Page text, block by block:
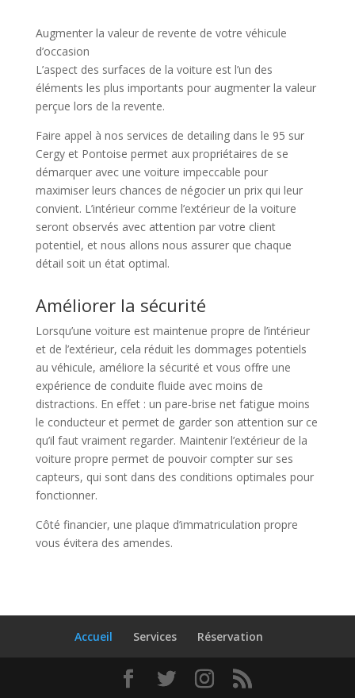
Augmenter la valeur de revente de votre véhicule
d’occasion
L’aspect des surfaces de la voiture est l’un des
éléments les plus importants pour augmenter la valeur
perçue lors de la revente.
Faire appel à nos services de detailing dans le 95 sur
Cergy et Pontoise permet aux propriétaires de se
démarquer avec une voiture impeccable pour
maximiser leurs chances de négocier un prix qui leur
convient. L’intérieur comme l’extérieur de la voiture
seront observés avec attention par votre client
potentiel, et nous allons nous assurer que chaque
détail soit un état optimal.
Améliorer la sécurité
Lorsqu’une voiture est maintenue propre de l’intérieur
et de l’extérieur, cela réduit les dommages potentiels
au véhicule, améliore la sécurité et vous offre une
expérience de conduite fluide avec moins de
distractions. En effet : un pare-brise net fatigue moins
le conducteur et permet de garder son attention sur ce
qu’il faut vraiment regarder. Maintenir l’extérieur de la
voiture propre permet de pouvoir compter sur ses
capteurs, qui sont dans des conditions optimales pour
fonctionner.
Côté financier, une plaque d’immatriculation propre
vous évitera des amendes.
Accueil Services Réservation